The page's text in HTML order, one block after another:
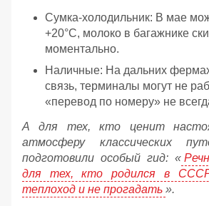
Сумка-холодильник: В мае
+20°C, молоко в багажнике
моментально.
Наличные: На дальних
связь, терминалы могут не
«перевод по номеру» не
А для тех, кто ценит
атмосферу классических
подготовили особый гид: «
для тех, кто родился в
теплоход и не прогадать ».